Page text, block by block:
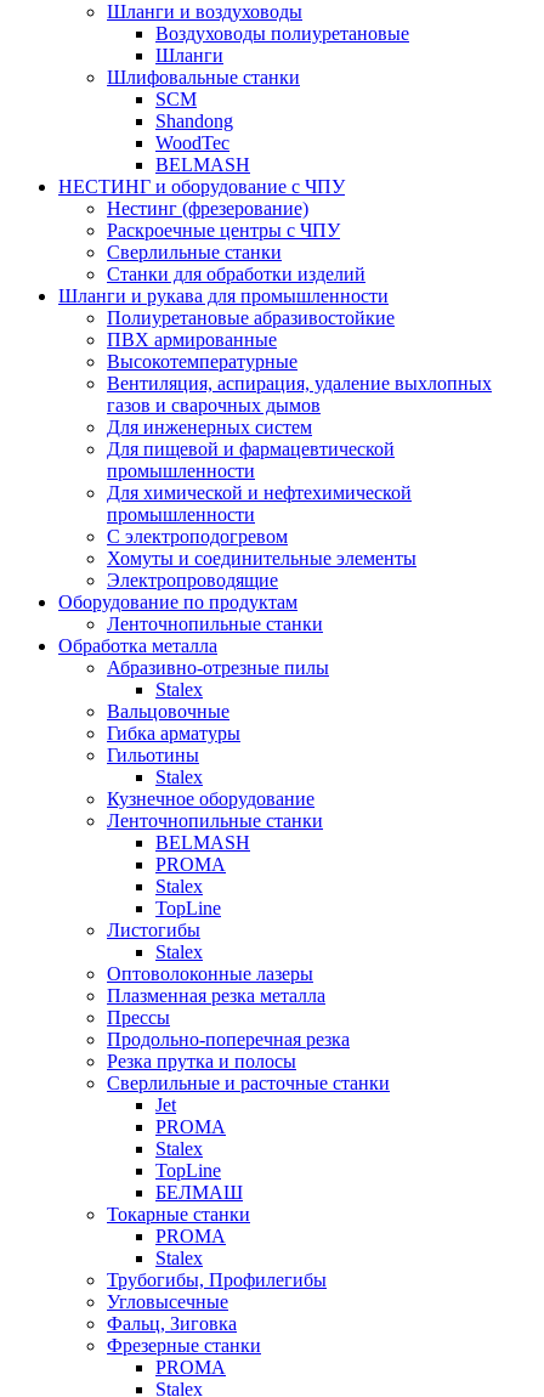
Шланги и воздуховоды
Воздуховоды полиуретановые
Шланги
Шлифовальные станки
SCM
Shandong
WoodTec
BELMASH
НЕСТИНГ и оборудование с ЧПУ
Нестинг (фрезерование)
Раскроечные центры с ЧПУ
Сверлильные станки
Станки для обработки изделий
Шланги и рукава для промышленности
Полиуретановые абразивостойкие
ПВХ армированные
Высокотемпературные
Вентиляция, аспирация, удаление выхлопных
газов и сварочных дымов
Для инженерных систем
Для пищевой и фармацевтической
промышленности
Для химической и нефтехимической
промышленности
С электроподогревом
Хомуты и соединительные элементы
Электропроводящие
Оборудование по продуктам
Ленточнопильные станки
Обработка металла
Абразивно-отрезные пилы
Stalex
Вальцовочные
Гибка арматуры
Гильотины
Stalex
Кузнечное оборудование
Ленточнопильные станки
BELMASH
PROMA
Stalex
TopLine
Листогибы
Stalex
Оптоволоконные лазеры
Плазменная резка металла
Прессы
Продольно-поперечная резка
Резка прутка и полосы
Сверлильные и расточные станки
Jet
PROMA
Stalex
TopLine
БЕЛМАШ
Токарные станки
PROMA
Stalex
Трубогибы, Профилегибы
Угловысечные
Фальц, Зиговка
Фрезерные станки
PROMA
Stalex